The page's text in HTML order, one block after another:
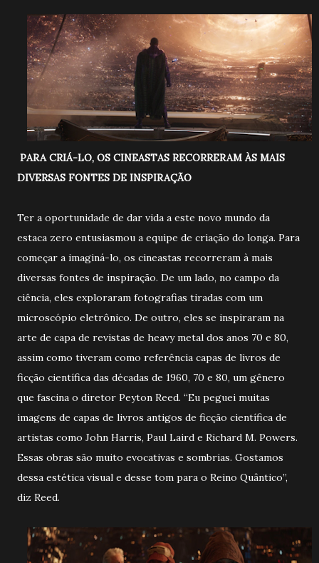
PARA CRIÁ-LO, OS CINEASTAS RECORRERAM ÀS MAIS
DIVERSAS FONTES DE INSPIRAÇÃO
Ter a oportunidade de dar vida a este novo mundo da
estaca zero entusiasmou a equipe de criação do longa. Para
começar a imaginá-lo, os cineastas recorreram à mais
diversas fontes de inspiração. De um lado, no campo da
ciência, eles exploraram fotografias tiradas com um
microscópio eletrônico. De outro, eles se inspiraram na
arte de capa de revistas de heavy metal dos anos 70 e 80,
assim como tiveram como referência capas de livros de
ficção científica das décadas de 1960, 70 e 80, um gênero
que fascina o diretor Peyton Reed. “Eu peguei muitas
imagens de capas de livros antigos de ficção científica de
artistas como John Harris, Paul Laird e Richard M. Powers.
Essas obras são muito evocativas e sombrias. Gostamos
dessa estética visual e desse tom para o Reino Quântico”,
diz Reed.